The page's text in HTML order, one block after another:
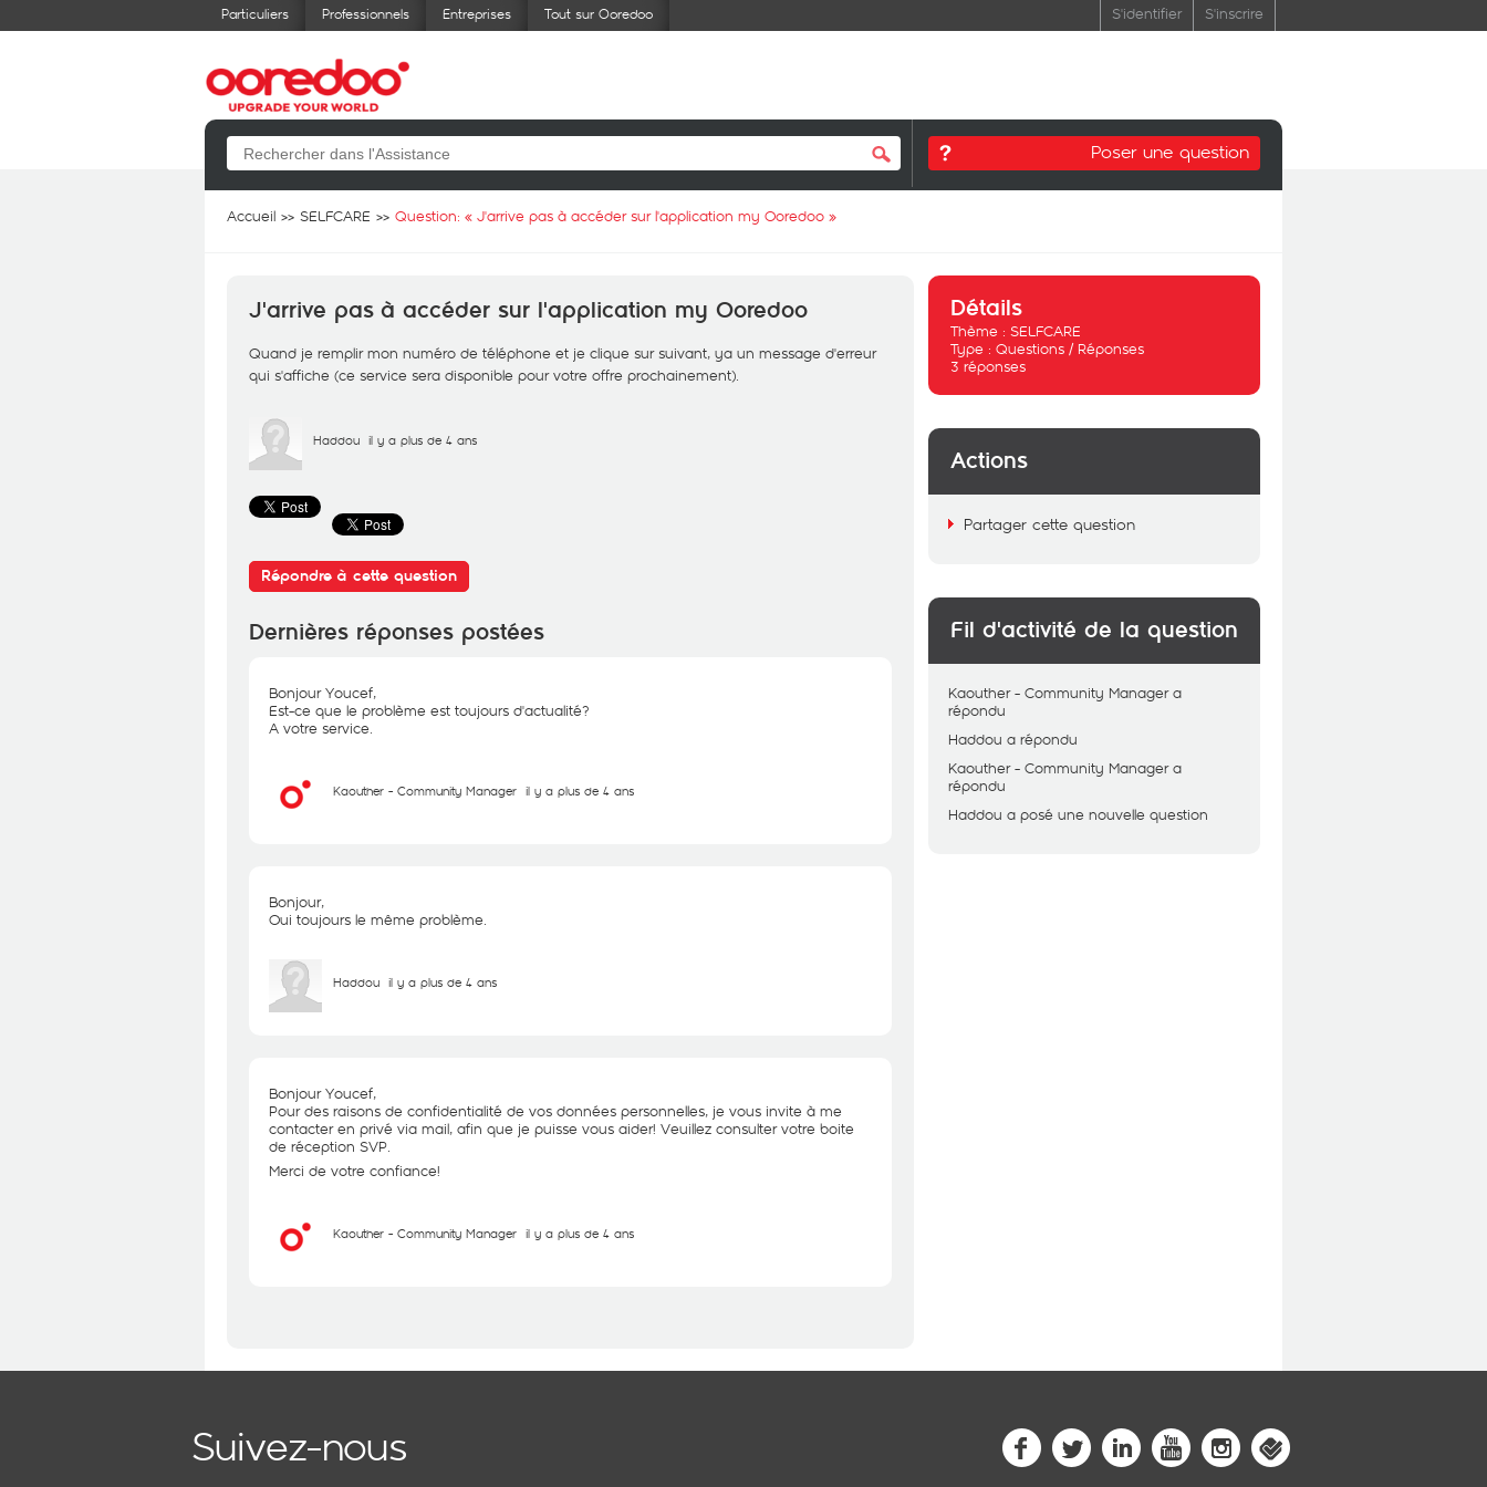
Particuliers Professionnels Entreprises Tout sur Ooredoo S'identifier S'inscrire
Poser une question
Accueil SELFCARE Question: « J'arrive pas à accéder sur l'application my Ooredoo »
J'arrive pas à accéder sur l'application my Ooredoo
Quand je remplir mon numéro de téléphone et je clique sur suivant, ya un message d'erreur
qui s'affiche (ce service sera disponible pour votre offre prochainement).
Haddou il y a plus de 4 ans
Répondre à cette question
Dernières réponses postées
Bonjour Youcef,
Est-ce que le problème est toujours d'actualité?
A votre service.
Kaouther - Community Manager il y a plus de 4 ans
Bonjour,
Oui toujours le même problème.
Haddou il y a plus de 4 ans
Bonjour Youcef,
Pour des raisons de confidentialité de vos données personnelles, je vous invite à me
contacter en privé via mail, afin que je puisse vous aider! Veuillez consulter votre boite
de réception SVP.
Merci de votre confiance!
Kaouther - Community Manager il y a plus de 4 ans
Détails
Thème : SELFCARE
Type : Questions / Réponses
3 réponses
Actions
Partager cette question
Fil d'activité de la question
Kaouther - Community Manager a
répondu
Haddou a répondu
Kaouther - Community Manager a
répondu
Haddou a posé une nouvelle question
Suivez-nous